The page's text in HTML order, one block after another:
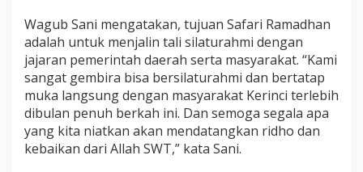
g
n
P
e
m
e
i
n
Wagub Sani mengatakan, tujuan Safari Ramadhan
adalah untuk menjalin tali silaturahmi dengan
jajaran pemerintah daerah serta masyarakat. “Kami
sangat gembira bisa bersilaturahmi dan bertatap
muka langsung dengan masyarakat Kerinci terlebih
dibulan penuh berkah ini. Dan semoga segala apa
yang kita niatkan akan mendatangkan ridho dan
kebaikan dari Allah SWT,” kata Sani.